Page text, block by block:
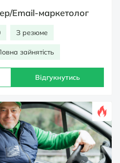
Email-маркетолог
З резюме
зайнятість
Відгукнутись